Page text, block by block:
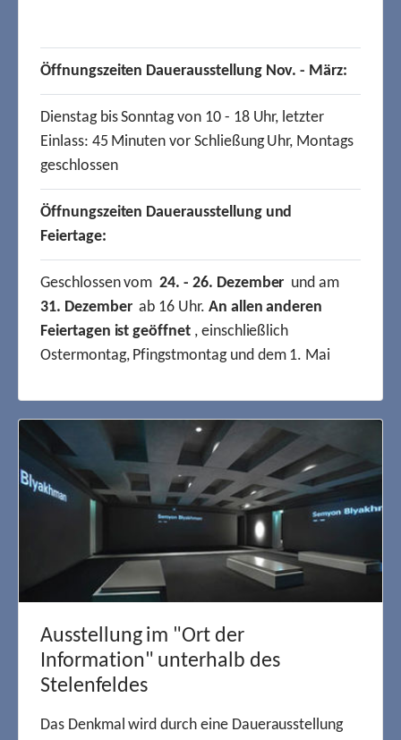
Ausstellung im "Ort der
Information" unterhalb des
Stelenfeldes
Das Denkmal wird durch eine Dauerausstellung
Öffnungszeiten Dauerausstellung Nov. - März:
Dienstag bis Sonntag von 10 - 18 Uhr, letzter
Einlass: 45 Minuten vor Schließung Uhr, Montags
geschlossen
Öffnungszeiten Dauerausstellung und
Feiertage:
Geschlossen vom24. - 26. Dezember und am
31. Dezemberab 16 Uhr. An allen anderen
Feiertagen ist geöffnet, einschließlich
Ostermontag, Pfingstmontag und dem 1. Mai